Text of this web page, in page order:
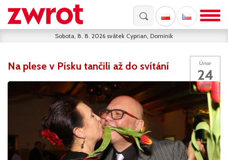
Sobota, 8. 8. 2026 svátek Cyprian, Dominik
Únor
24
2019
Na plese v Písku tančili až do svítání